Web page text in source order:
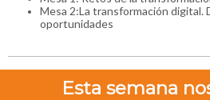
Mesa 2:La transformación digital.
oportunidades
Esta semana